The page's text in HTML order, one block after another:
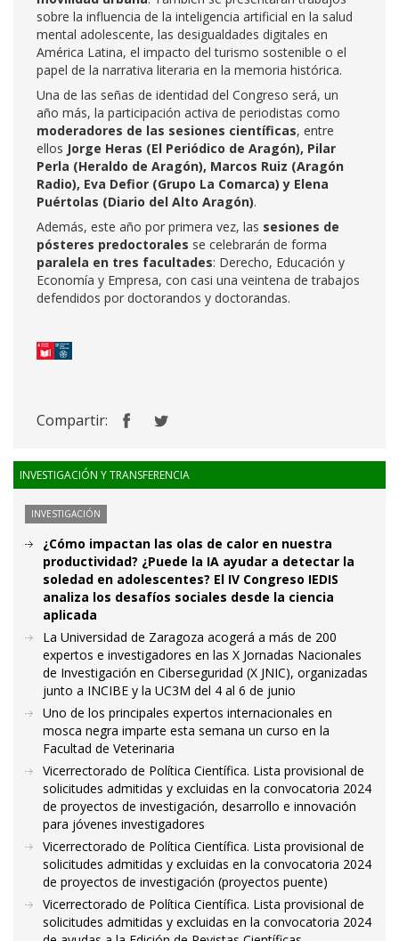
sobre la influencia de la inteligencia artificial en la salud
mental adolescente, las desigualdades digitales en
América Latina, el impacto del turismo sostenible o el
papel de la narrativa literaria en la memoria histórica.
Una de las señas de identidad del Congreso será, un
año más, la participación activa de periodistas como
moderadores de las sesiones científicas, entre
ellos Jorge Heras (El Periódico de Aragón), Pilar
Perla (Heraldo de Aragón), Marcos Ruiz (Aragón
Radio), Eva Defior (Grupo La Comarca) y Elena
Puértolas (Diario del Alto Aragón).
Además, este año por primera vez, las sesiones de
pósteres predoctorales se celebrarán de forma
paralela en tres facultades: Derecho, Educación y
Economía y Empresa, con casi una veintena de trabajos
defendidos por doctorandos y doctorandas.
Compartir:
INVESTIGACIÓN Y TRANSFERENCIA
INVESTIGACIÓN
¿Cómo impactan las olas de calor en nuestra
productividad? ¿Puede la IA ayudar a detectar la
soledad en adolescentes? El IV Congreso IEDIS
analiza los desafíos sociales desde la ciencia
aplicada
La Universidad de Zaragoza acogerá a más de 200
expertos e investigadores en las X Jornadas Nacionales
de Investigación en Ciberseguridad (X JNIC), organizadas
junto a INCIBE y la UC3M del 4 al 6 de junio
Uno de los principales expertos internacionales en
mosca negra imparte esta semana un curso en la
Facultad de Veterinaria
Vicerrectorado de Política Científica. Lista provisional de
solicitudes admitidas y excluidas en la convocatoria 2024
de proyectos de investigación, desarrollo e innovación
para jóvenes investigadores
Vicerrectorado de Política Científica. Lista provisional de
solicitudes admitidas y excluidas en la convocatoria 2024
de proyectos de investigación (proyectos puente)
Vicerrectorado de Política Científica. Lista provisional de
solicitudes admitidas y excluidas en la convocatoria 2024